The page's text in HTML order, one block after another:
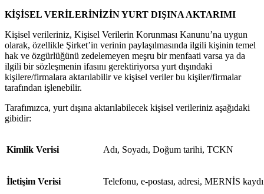
KİŞİSEL VERİLERİNİZİN YURT DIŞINA AKTARIMI
Kişisel verileriniz, Kişisel Verilerin Korunması Kanunu’na uygun
olarak, özellikle Şirket’in verinin paylaşılmasında ilgili kişinin temel
hak ve özgürlüğünü zedelemeyen meşru bir menfaati varsa ya da
ilgili bir sözleşmenin ifasını gerektiriyorsa yurt dışındaki
kişilere/firmalara aktarılabilir ve kişisel veriler bu kişiler/firmalar
tarafından işlenebilir.
Tarafımızca, yurt dışına aktarılabilecek kişisel verileriniz aşağıdaki
gibidir:
Kimlik Verisi Adı, Soyadı, Doğum tarihi, TCKN
İletişim Verisi Telefonu, e-postası, adresi, MERNİS kaydı